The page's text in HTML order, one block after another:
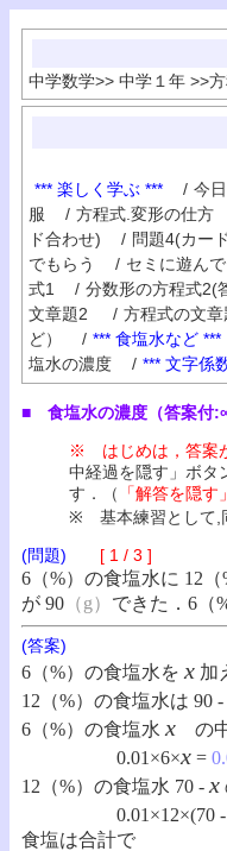
中学数学>> 中学１年 >>
*** 楽しく学ぶ *** / 今
服
/ 方程式.変形の仕方
ド合わせ)
/ 問題4(カー
でもらう
/ セミに遊ん
式1
/ 分数形の方程式2(
文章題2
/ 方程式の文章
ど）
/ *** 食塩水など ***
塩水の濃度
/ *** 文字係
■ 食塩水の濃度（答案付:∞
※ はじめは，答案
中経過を隠す」ボタ
す．（
「解答を隠
※ 基本練習として,
(問題) [ 1 / 3 ]
6（%）の食塩水に 12
が 90 （g） できた．6（
(答案)
6（%）の食塩水を x 加
12（%）の食塩水は 90 -
6（%）の食塩水 x の
0.01×6×x =
12（%）の食塩水 70 - x
0.01×12×(70 -
食塩は合計で